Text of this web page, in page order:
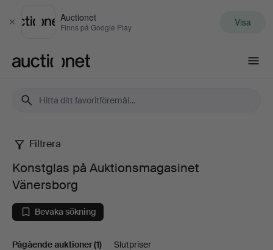
Stäng
Auctionet
Finns på Google Play Visa
Konstglas
på
Auktionsmagasinet
Vänersborg
Filtrera
Konstglas på Auktionsmagasinet
Vänersborg
Bevaka sökning
Pågående auktioner(1) Slutpriser